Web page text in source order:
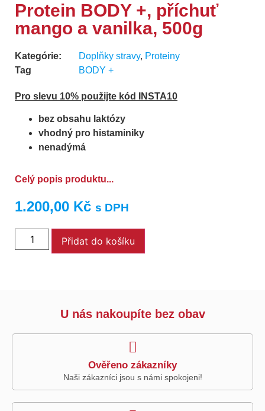
Protein BODY +, příchuť
mango a vanilka, 500g
Kategórie: Doplňky stravy, Proteiny
Tag
BODY +
Pro slevu 10% použijte kód INSTA10
bez obsahu laktózy
vhodný pro histaminiky
nenadýmá
Celý popis produktu...
1.200,00 Kč s DPH
Přidat do košíku
U nás nakoupíte bez obav
Ověřeno zákazníky
Naši zákazníci jsou s námi spokojeni!